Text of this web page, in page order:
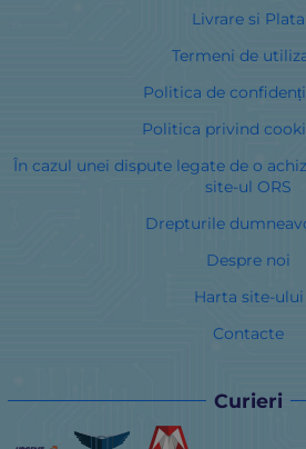
Livrare si Plata
Termeni de
Politica de
Politica privind
În cazul unei dispute legate de o
site-ul ORS
Drepturile
Despre noi
Harta site-ului
Contacte
Curieri